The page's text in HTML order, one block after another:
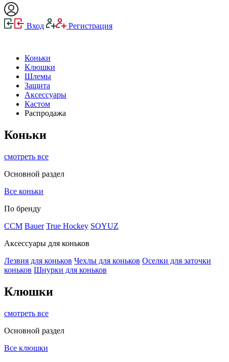
Вход Регистрация
Коньки
Клюшки
Шлемы
Защита
Аксессуары
Кастом
Распродажа
Коньки
смотреть все
Основной раздел
Все коньки
По бренду
ССМ Bauer True Hockey SOYUZ
Аксессуары для коньков
Лезвия для коньков Чехлы для коньков Оселки для заточки
коньков Шнурки для коньков
Клюшки
смотреть все
Основной раздел
Все клюшки